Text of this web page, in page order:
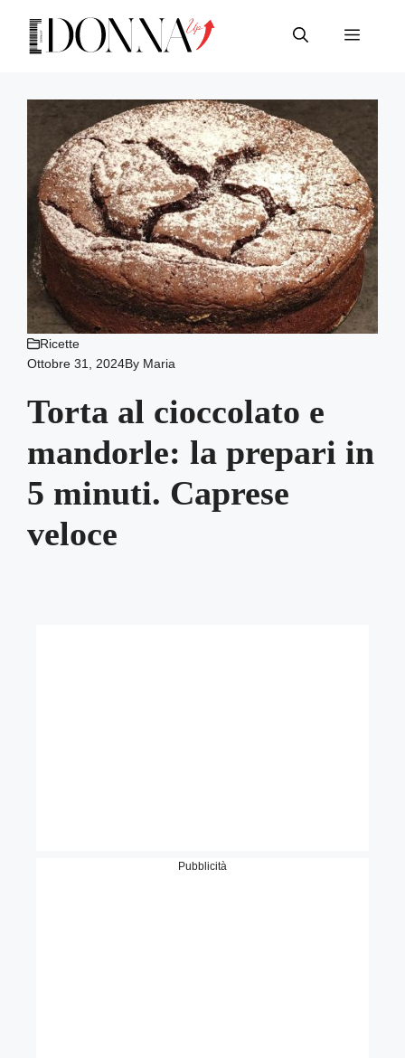
contenuto
Menu
Ricette
Ottobre 31, 2024By Maria
Torta al cioccolato e
mandorle: la prepari in
5 minuti. Caprese
veloce
Pubblicità